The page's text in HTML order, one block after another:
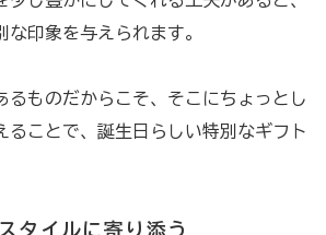
印象を与えられます。
るものだからこそ、そこにちょっとし
ることで、誕生日らしい特別なギフト
タイルに寄り添う